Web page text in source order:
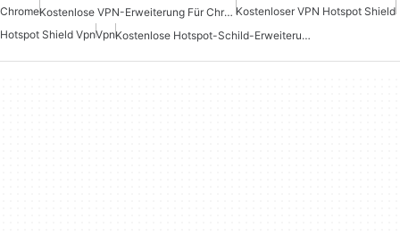
Chrome Kostenlose VPN-Erweiterung Für Chrome Kostenloser VPN Hotspot Shield
Hotspot Shield VpnVpn Kostenlose Hotspot-Schild-Erweiterung